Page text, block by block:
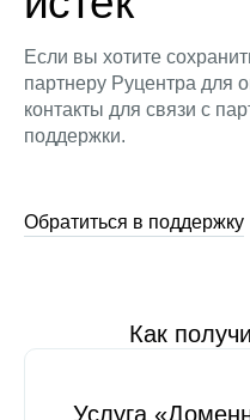
Если вы хотите
партнеру Руцентра для
контакты для связи с
поддержки.
Обратиться в поддержку
Как
Услуга